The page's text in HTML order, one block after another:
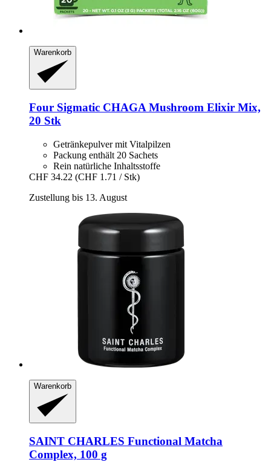
Warenkorb
Four Sigmatic CHAGA Mushroom Elixir Mix,
20 Stk
Getränkepulver mit Vitalpilzen
Packung enthält 20 Sachets
Rein natürliche Inhaltsstoffe
CHF 34.22 (CHF 1.71 / Stk)
Zustellung bis 13. August
Warenkorb
SAINT CHARLES Functional Matcha
Complex, 100 g